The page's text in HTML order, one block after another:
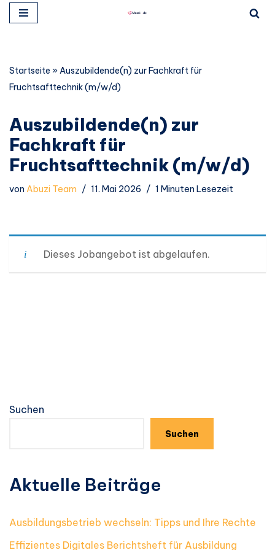
springen
Startseite »Auszubildende(n) zur Fachkraft für
Fruchtsafttechnik (m/w/d)
Auszubildende(n) zur
Fachkraft für
Fruchtsafttechnik (m/w/d)
vonAbuzi Team 11. Mai 2026 1 Minuten Lesezeit
Dieses Jobangebot ist abgelaufen.
Suchen
Suchen
Aktuelle Beiträge
Ausbildungsbetrieb wechseln: Tipps und Ihre Rechte
Effizientes Digitales Berichtsheft für Ausbildung